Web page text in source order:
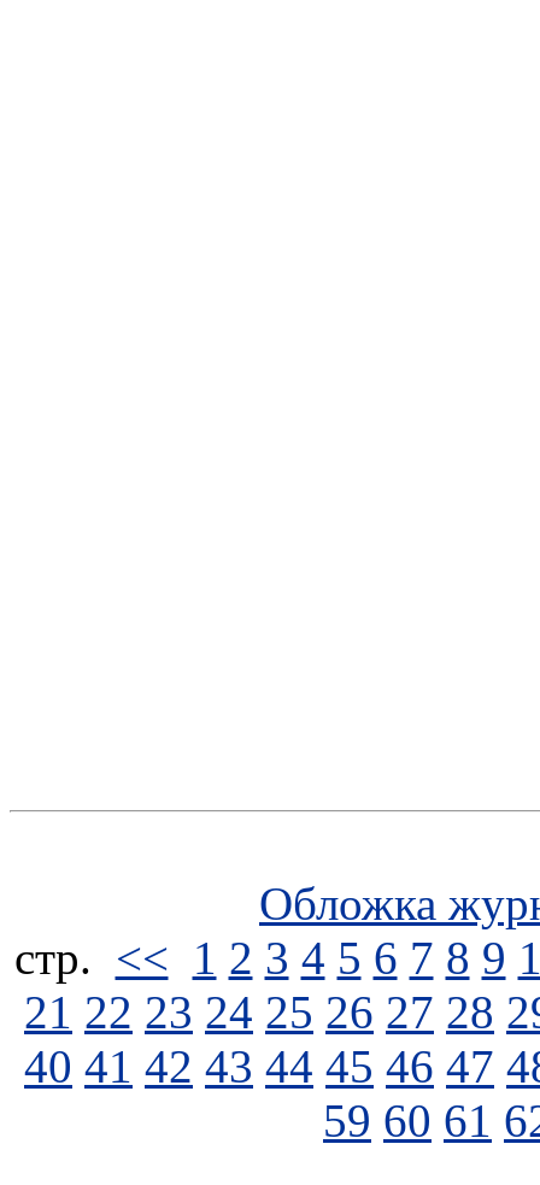
Обложка
стp. << 1 2 3 4 5 6 7 8 9
21 22 23 24 25 26 27 28
40 41 42 43 44 45 46 47
59 60 61